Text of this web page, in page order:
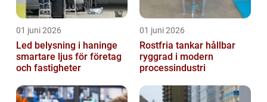
01 juni 2026
Led belysning i haninge
smartare ljus för företag
och fastigheter
01 juni 2026
Rostfria tankar hållbar
ryggrad i modern
processindustri